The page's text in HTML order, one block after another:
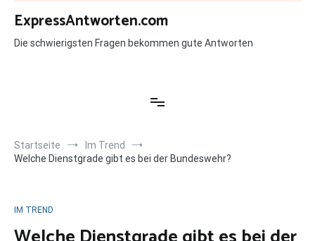
Zum
Inhalt
springen
ExpressAntworten.com
Die schwierigsten Fragen bekommen gute Antworten
Startseite
Im Trend
Welche Dienstgrade gibt es bei der Bundeswehr?
IM TREND